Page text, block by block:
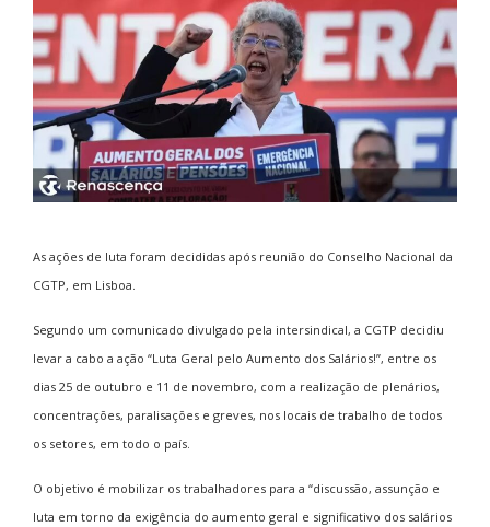
As ações de luta foram decididas após reunião do Conselho Nacional da
CGTP, em Lisboa.
Segundo um comunicado divulgado pela intersindical, a CGTP decidiu
levar a cabo a ação “Luta Geral pelo Aumento dos Salários!”, entre os
dias 25 de outubro e 11 de novembro, com a realização de plenários,
concentrações, paralisações e greves, nos locais de trabalho de todos
os setores, em todo o país.
O objetivo é mobilizar os trabalhadores para a “discussão, assunção e
luta em torno da exigência do aumento geral e significativo dos salários